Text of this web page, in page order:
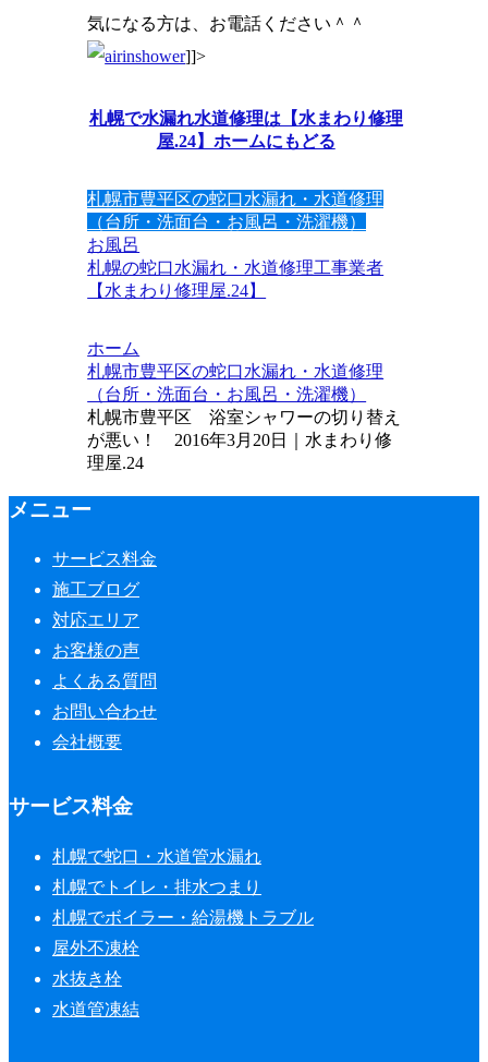
気になる方は、お電話ください＾＾
]]>
札幌で水漏れ水道修理は【水まわり修理
屋.24】ホームにもどる
札幌市豊平区の蛇口水漏れ・水道修理
（台所・洗面台・お風呂・洗濯機）
お風呂
札幌の蛇口水漏れ・水道修理工事業者
【水まわり修理屋.24】
ホーム
札幌市豊平区の蛇口水漏れ・水道修理
（台所・洗面台・お風呂・洗濯機）
札幌市豊平区 浴室シャワーの切り替え
が悪い！ 2016年3月20日｜水まわり修
理屋.24
メニュー
サービス料金
施工ブログ
対応エリア
お客様の声
よくある質問
お問い合わせ
会社概要
サービス料金
札幌で蛇口・水道管水漏れ
札幌でトイレ・排水つまり
札幌でボイラー・給湯機トラブル
屋外不凍栓
水抜き栓
水道管凍結